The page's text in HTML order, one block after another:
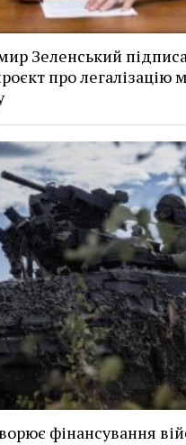
Зеленський
про легалізацію
фінансування